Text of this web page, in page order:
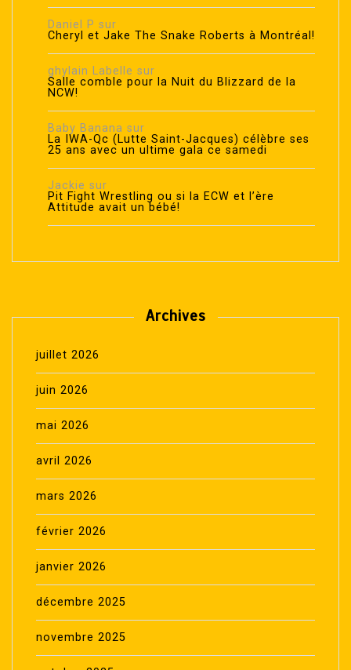
Daniel P sur
Cheryl et Jake The Snake Roberts à Montréal!
ghylain Labelle sur
Salle comble pour la Nuit du Blizzard de la
NCW!
Baby Banana sur
La IWA-Qc (Lutte Saint-Jacques) célèbre ses
25 ans avec un ultime gala ce samedi
Jackie sur
Pit Fight Wrestling ou si la ECW et l’ère
Attitude avait un bébé!
Archives
juillet 2026
juin 2026
mai 2026
avril 2026
mars 2026
février 2026
janvier 2026
décembre 2025
novembre 2025